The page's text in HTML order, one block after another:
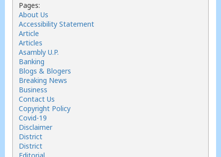
Pages:
About Us
Accessibility Statement
Article
Articles
Asambly U.P.
Banking
Blogs & Blogers
Breaking News
Business
Contact Us
Copyright Policy
Covid-19
Disclaimer
District
District